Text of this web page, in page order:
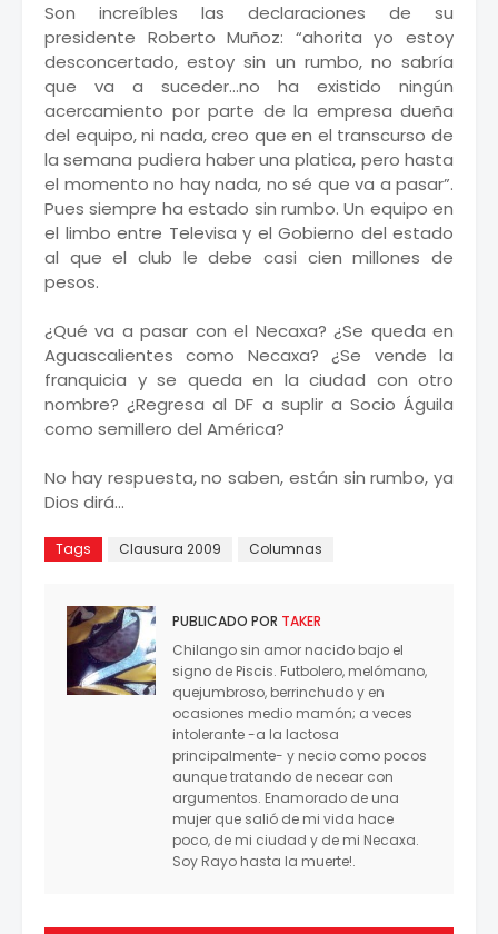
Son increíbles las declaraciones de su
presidente Roberto Muñoz: “ahorita yo estoy
desconcertado, estoy sin un rumbo, no sabría
que va a suceder…no ha existido ningún
acercamiento por parte de la empresa dueña
del equipo, ni nada, creo que en el transcurso de
la semana pudiera haber una platica, pero hasta
el momento no hay nada, no sé que va a pasar”.
Pues siempre ha estado sin rumbo. Un equipo en
el limbo entre Televisa y el Gobierno del estado
al que el club le debe casi cien millones de
pesos.
¿Qué va a pasar con el Necaxa? ¿Se queda en
Aguascalientes como Necaxa? ¿Se vende la
franquicia y se queda en la ciudad con otro
nombre? ¿Regresa al DF a suplir a Socio Águila
como semillero del América?
No hay respuesta, no saben, están sin rumbo, ya
Dios dirá…
Tags Clausura 2009 Columnas
PUBLICADO POR TAKER
Chilango sin amor nacido bajo el
signo de Piscis. Futbolero, melómano,
quejumbroso, berrinchudo y en
ocasiones medio mamón; a veces
intolerante -a la lactosa
principalmente- y necio como pocos
aunque tratando de necear con
argumentos. Enamorado de una
mujer que salió de mi vida hace
poco, de mi ciudad y de mi Necaxa.
Soy Rayo hasta la muerte!.